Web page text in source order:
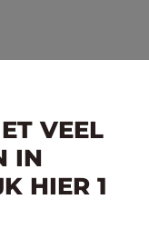
VEEL
IN
HIER 1